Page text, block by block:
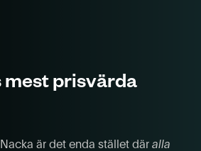
prisvärda
är det enda stället däralla